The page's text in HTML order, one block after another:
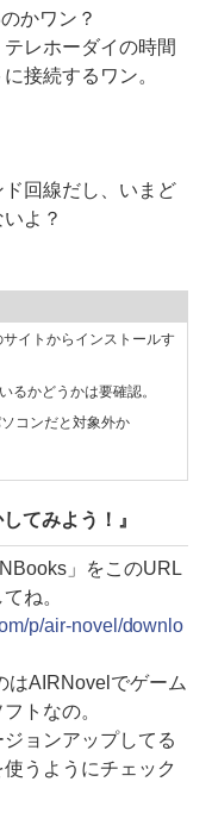
かワン？
レホーダイの時間
接続するワン。
回線だし、いまど
よ？
イトからインストールす
るかどうかは要確認。
コンだと対象外か
てみよう！』
」をこのURL
ね。
p/air-novel/downlo
はAIRNovelでゲーム
トなの。
ョンアップしてる
うようにチェック